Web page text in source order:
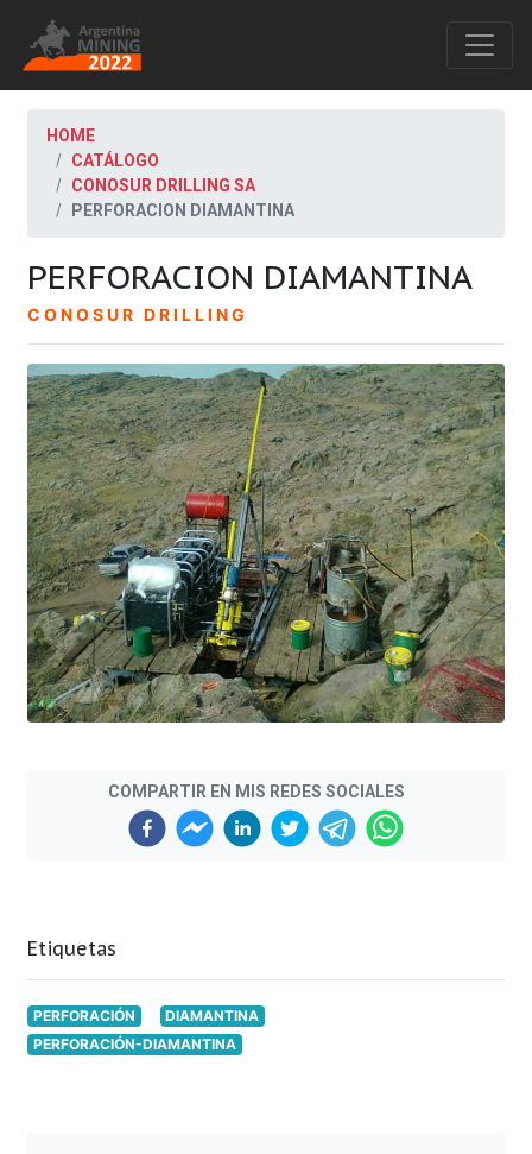
HOME
CATÁLOGO
CONOSUR DRILLING SA
PERFORACION DIAMANTINA
PERFORACION DIAMANTINA
CONOSUR DRILLING
COMPARTIR EN MIS REDES SOCIALES
Etiquetas
PERFORACIÓN
DIAMANTINA
PERFORACIÓN-DIAMANTINA